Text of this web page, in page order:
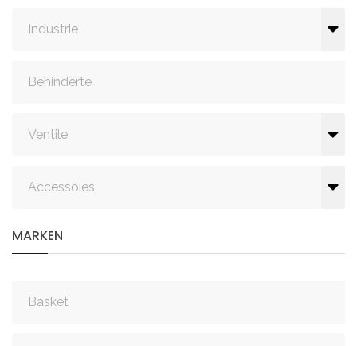
Industrie
Behinderte
Ventile
Accessoies
MARKEN
Basket